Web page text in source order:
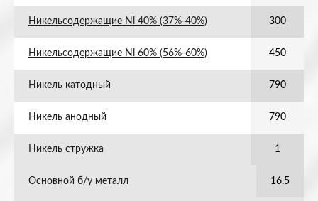
Никельсодержащие Ni 40% (37%-40%) 300
Никельсодержащие Ni 60% (56%-60%) 450
Никель катодный 790
Никель анодный 790
Никель стружка 1
Основной б/у металл 16.5